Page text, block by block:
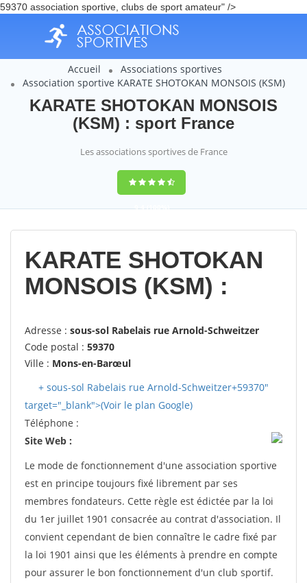
59370 association sportive, clubs de sport amateur" />
Accueil
Associations sportives
Association sportive KARATE SHOTOKAN MONSOIS (KSM)
KARATE SHOTOKAN MONSOIS
(KSM) : sport France
Les associations sportives de France
9,4(100%)
14358votes
KARATE SHOTOKAN
MONSOIS (KSM) :
Adresse : sous-sol Rabelais rue Arnold-Schweitzer
Code postal : 59370
Ville : Mons-en-Barœul
+ sous-sol Rabelais rue Arnold-Schweitzer+59370"
target="_blank">(Voir le plan Google)
Téléphone :
Site Web :
Le mode de fonctionnement d'une association sportive
est en principe toujours fixé librement par ses
membres fondateurs. Cette règle est édictée par la loi
du 1er juillet 1901 consacrée au contrat d'association. Il
convient cependant de bien connaître le cadre fixé par
la loi 1901 ainsi que les éléments à prendre en compte
pour assurer le bon fonctionnement d'un club sportif.